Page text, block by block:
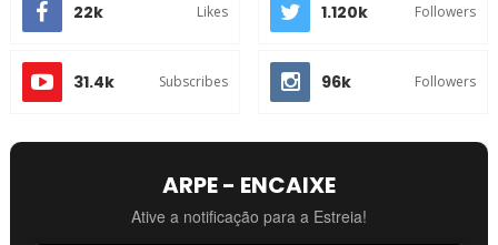
22k Likes 1.120k Followers
31.4k Subscribes 96k Followers
ARPE - ENCAIXE
Ative a notificação para a Estreia!